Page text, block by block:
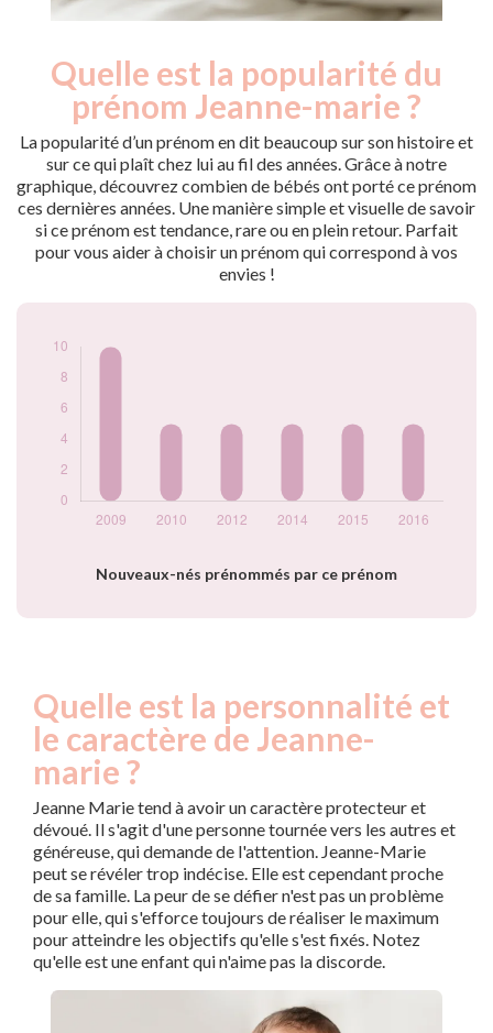
Quelle est la popularité du
prénom Jeanne-marie ?
La popularité d’un prénom en dit beaucoup sur son histoire et
sur ce qui plaît chez lui au fil des années. Grâce à notre
graphique, découvrez combien de bébés ont porté ce prénom
ces dernières années. Une manière simple et visuelle de savoir
si ce prénom est tendance, rare ou en plein retour. Parfait
pour vous aider à choisir un prénom qui correspond à vos
envies !
Nouveaux-nés prénommés par ce prénom
Année
Nouveaux-
nés
10
2010
5
2012
5
2014
5
2015
5
2016
5
Quelle est la personnalité et
le caractère de Jeanne-
marie ?
Jeanne Marie tend à avoir un caractère protecteur et
dévoué. Il s'agit d'une personne tournée vers les autres et
généreuse, qui demande de l'attention. Jeanne-Marie
peut se révéler trop indécise. Elle est cependant proche
de sa famille. La peur de se défier n'est pas un problème
pour elle, qui s'efforce toujours de réaliser le maximum
pour atteindre les objectifs qu'elle s'est fixés. Notez
qu'elle est une enfant qui n'aime pas la discorde.